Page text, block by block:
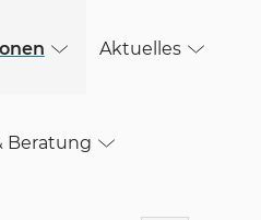
Aktuelles
Beratung